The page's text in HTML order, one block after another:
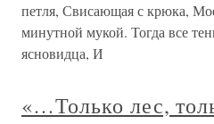
петля, Свисающая с крюка,
минутной мукой. Тогда все
ясновидца, И
«…Только лес,